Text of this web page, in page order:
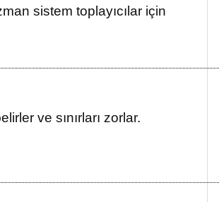
sistem toplayıcılar için
ve sınırları zorlar.